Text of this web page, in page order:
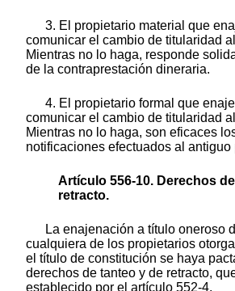
3. El propietario material que
comunicar el cambio de titularidad
Mientras no lo haga, responde
de la contraprestación dineraria.
4. El propietario formal que
comunicar el cambio de titularidad
Mientras no lo haga, son eficaces
notificaciones efectuados al antiguo
Artículo 556-10. Derechos
retracto.
La enajenación a título oneroso
cualquiera de los propietarios
el título de constitución se haya
derechos de tanteo y de retracto,
establecido por el artículo 552-4.